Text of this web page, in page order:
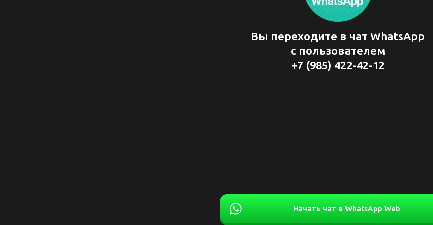
Вы переходите в чат WhatsApp
с пользователем
+7 (985) 422-42-12
Начать чат в WhatsApp Web